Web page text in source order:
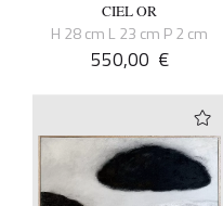
CIEL OR
H 28 cm L 23 cm P 2 cm
550,00 €